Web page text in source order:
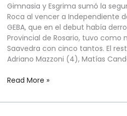
Gimnasia y Esgrima sumó la
Roca al vencer a Independiente
GEBA, que en el debut había
Provincial de Rosario, tuvo como
Saavedra con cinco tantos. El
Adriano Mazzoni (4), Matías
Read More »